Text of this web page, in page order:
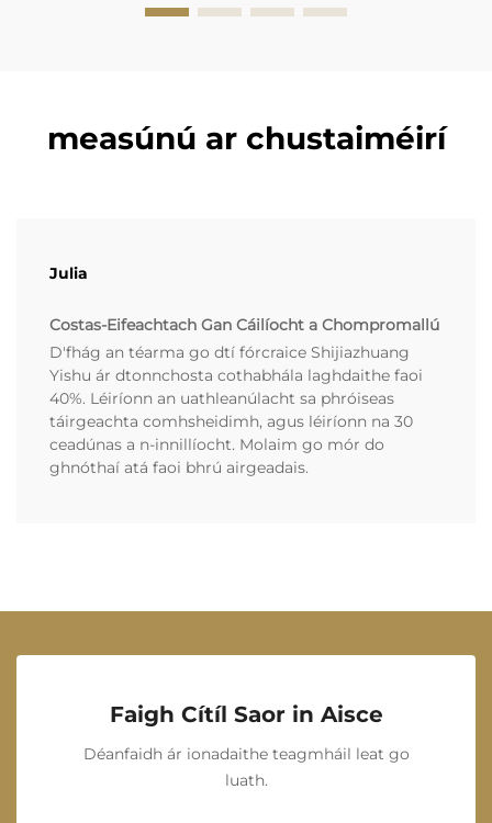
measúnú ar chustaiméirí
Julia
Costas-Eifeachtach Gan Cáilíocht a Chompromallú
D'fhág an téarma go dtí fórcraice Shijiazhuang
Yishu ár dtonnchosta cothabhála laghdaithe faoi
40%. Léiríonn an uathleanúlacht sa phróiseas
táirgeachta comhsheidimh, agus léiríonn na 30
ceadúnas a n-innillíocht. Molaim go mór do
ghnóthaí atá faoi bhrú airgeadais.
Faigh Cítíl Saor in Aisce
Déanfaidh ár ionadaithe teagmháil leat go
luath.